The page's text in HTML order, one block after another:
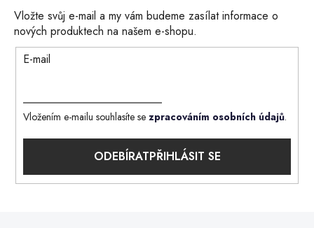
Vložte svůj e-mail a my vám budeme zasílat informace o
nových produktech na našem e-shopu.
E-mail
Vložením e-mailu souhlasíte se zpracováním osobních údajů.
PŘIHLÁSIT SE